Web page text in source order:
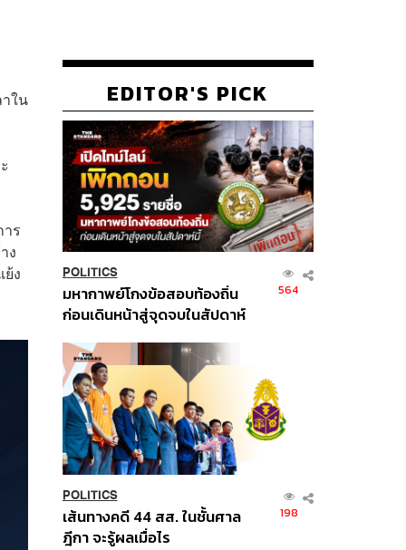
ใน
ร
ง
ง
EDITOR'S PICK
POLITICS
มหากาพย์โกงข้อสอบท้องถิ่น
ก่อนเดินหน้าสู่จุดจบในสัปดาห์
564
POLITICS
เส้นทางคดี 44 สส. ในชั้นศาล
ฎีกา จะรู้ผลเมื่อไร
198